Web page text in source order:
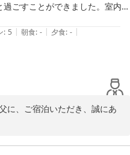
ル ｔｅｉｈａｋｕ秩父長瀞
ごすことができました。室内は
の子は落ちないよう注意が必要
あります。静かな環境で星を見
ましたが、おいしかったです。
: 5 | 朝食: - | 夕食: - |
に、ご宿泊いただき、誠にあ
した。